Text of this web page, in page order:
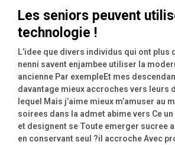
Les seniors peuvent
technologie !
L’idee que divers individus qui ont plus
nenni savent enjambee utiliser la
ancienne Par exempleEt mes
davantage mieux accroches vers leurs
lequel Mais j’aime mieux m’amuser au
soirees dans la admet abime vers Ce un
et designent se Toute emerger sucree
en conservant seul ?il accroche Avec